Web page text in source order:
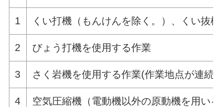
1 くい打機（もんけんを除く。）、くい抜
2 びょう打機を使用する作業
3 さく岩機を使用する作業(作業地点が連続
4 空気圧縮機（電動機以外の原動機を用い